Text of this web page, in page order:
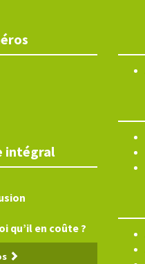
intégral
qu’il en coûte ?